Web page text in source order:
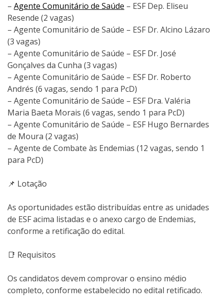
– Agente Comunitário de Saúde – ESF Dep. Eliseu
Resende (2 vagas)
– Agente Comunitário de Saúde – ESF Dr. Alcino Lázaro
(3 vagas)
– Agente Comunitário de Saúde – ESF Dr. José
Gonçalves da Cunha (3 vagas)
– Agente Comunitário de Saúde – ESF Dr. Roberto
Andrés (6 vagas, sendo 1 para PcD)
– Agente Comunitário de Saúde – ESF Dra. Valéria
Maria Baeta Morais (6 vagas, sendo 1 para PcD)
– Agente Comunitário de Saúde – ESF Hugo Bernardes
de Moura (2 vagas)
– Agente de Combate às Endemias (12 vagas, sendo 1
para PcD)
📌 Lotação
As oportunidades estão distribuídas entre as unidades
de ESF acima listadas e o anexo cargo de Endemias,
conforme a retificação do edital.
📑 Requisitos
Os candidatos devem comprovar o ensino médio
completo, conforme estabelecido no edital retificado.